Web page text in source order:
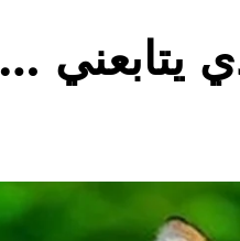
يتابعني